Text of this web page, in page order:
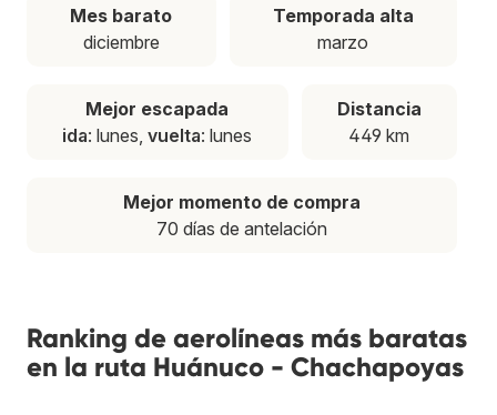
Mes barato
diciembre
Temporada alta
marzo
Mejor escapada
ida: lunes,vuelta: lunes
Distancia
449 km
Mejor momento de compra
70 días de antelación
Ranking de aerolíneas más baratas
en la ruta Huánuco - Chachapoyas